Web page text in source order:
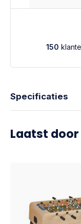
150
Specificaties
Laatst